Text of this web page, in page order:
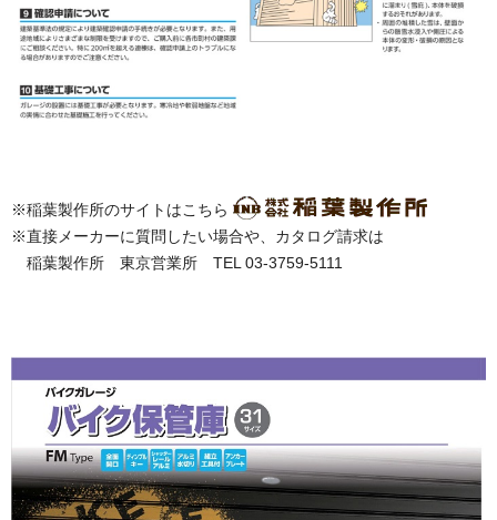
※稲葉製作所のサイトはこちら
※直接メーカーに質問したい場合や、カタログ請求は
稲葉製作所 東京営業所 TEL 03-3759-5111